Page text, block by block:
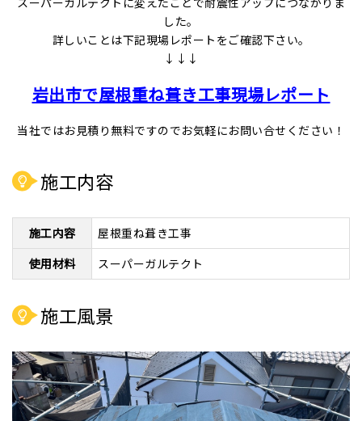
した。
詳しいことは下記現場レポートをご確認下さい。
↓↓↓
岩出市で屋根重ね葺き工事現場レポート
当社ではお見積り無料ですのでお気軽にお問い合せください！
施工内容
施工内容
屋根重ね葺き工事
使用材料
スーパーガルテクト
施工風景